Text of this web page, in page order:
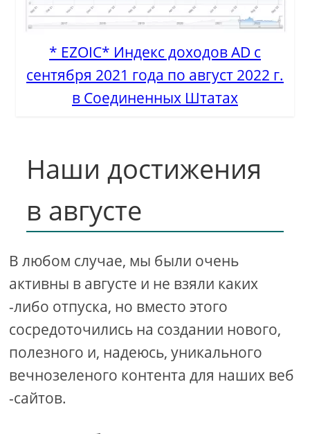
* EZOIC* Индекс доходов AD с
сентября 2021 года по август 2022 г.
в Соединенных Штатах
Наши достижения
в августе
В любом случае, мы были очень
активны в августе и не взяли каких
-либо отпуска, но вместо этого
сосредоточились на создании нового,
полезного и, надеюсь, уникального
вечнозеленого контента для наших веб
-сайтов.